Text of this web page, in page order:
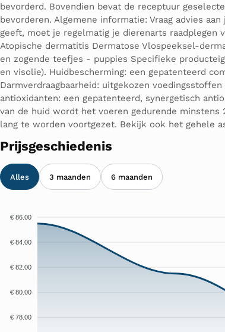
bevorderd. Bovendien bevat de receptuur
bevorderen. Algemene informatie: Vraag advies
geeft, moet je regelmatig je dierenarts raadplegen
Atopische dermatitis Dermatose Vlospeeksel-
en zogende teefjes - puppies Specifieke
en visolie). Huidbescherming: een gepatenteerd
Darmverdraagbaarheid: uitgekozen
antioxidanten: een gepatenteerd, synergetisch
van de huid wordt het voeren gedurende
lang te worden voortgezet. Bekijk ook het gehele
Prijsgeschiedenis
Alles 3 maanden 6 maanden
€ 86.00
€ 84.00
€ 82.00
€ 80.00
€ 78.00